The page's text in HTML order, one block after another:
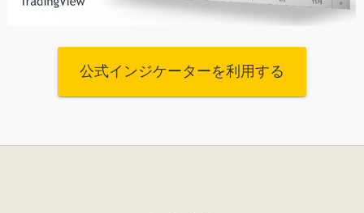
公式インジケーターを利用する